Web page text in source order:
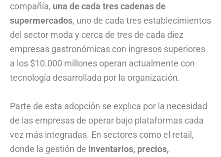
compañía, una de cada tres cadenas de
supermercados, uno de cada tres establecimientos
del sector moda y cerca de tres de cada diez
empresas gastronómicas con ingresos superiores
a los $10.000 millones operan actualmente con
tecnología desarrollada por la organización.
Parte de esta adopción se explica por la necesidad
de las empresas de operar bajo plataformas cada
vez más integradas. En sectores como el retail,
donde la gestión de inventarios, precios,